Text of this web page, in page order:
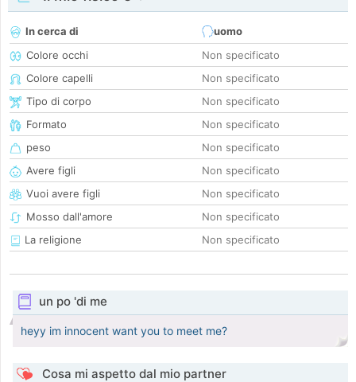
In cerca di
uomo
Colore occhi
Non specificato
Colore capelli
Non specificato
Tipo di corpo
Non specificato
Formato
Non specificato
peso
Non specificato
Avere figli
Non specificato
Vuoi avere figli
Non specificato
Mosso dall'amore
Non specificato
La religione
Non specificato
un po 'di me
heyy im innocent want you to meet me?
Cosa mi aspetto dal mio partner